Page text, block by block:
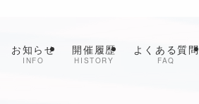
お知らせ
INFO
開催履歴
HISTORY
よくある質問
FAQ